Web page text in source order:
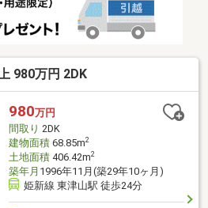
980万円 2DK
980万円
間取り 2DK
建物面積68.85m2
土地面積406.42m2
築年月 1996年11月(築29年10ヶ月)
姫新線 東津山駅 徒歩24分